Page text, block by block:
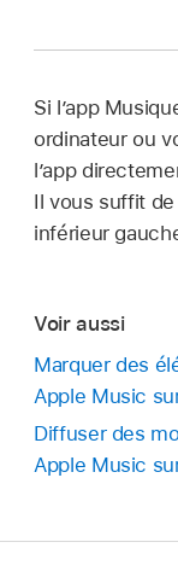
Si l’app
ordinateur ou
l’app
Il vous suffit
inférieur
Voir aussi
Marquer des
Apple Music
Diffuser des
Apple Music